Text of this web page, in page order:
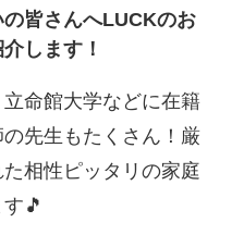
皆さんへLUCKのお
します！
命館大学などに在籍
先生もたくさん！厳
相性ピッタリの家庭
🎵